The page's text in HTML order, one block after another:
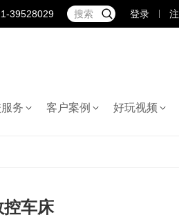
39528029 登录
服务 客户案例 好玩视频
控车床